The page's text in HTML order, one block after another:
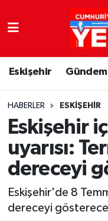
Eskişehir Gündem
HABERLER ESKIŞEHIR
Eskişehir
uyarısı:
dereceyi
Eskişehir'de 8
dereceyi
Nöbetçi
Hava Durumu
Trafik Durumu
Süper Lig Puan
Tüm Manşetler
Son Dakika